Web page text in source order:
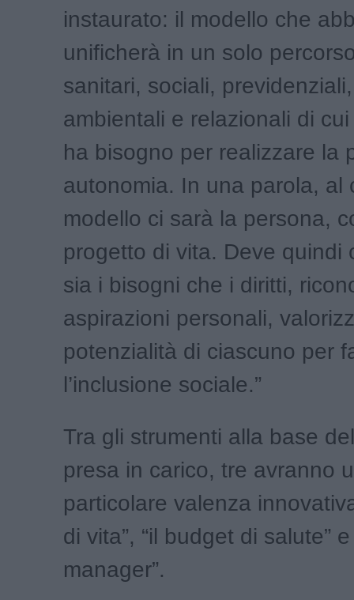
instaurato: il modello che
unificherà in un solo
sanitari, sociali,
ambientali e relazionali di
ha bisogno per realizzare la
autonomia. In una parola, al
modello ci sarà la persona,
progetto di vita. Deve quindi
sia i bisogni che i diritti,
aspirazioni personali,
potenzialità di ciascuno per
l’inclusione sociale.”
Tra gli strumenti alla base
presa in carico, tre avranno
particolare valenza
di vita”, “il budget di salute”
manager”.